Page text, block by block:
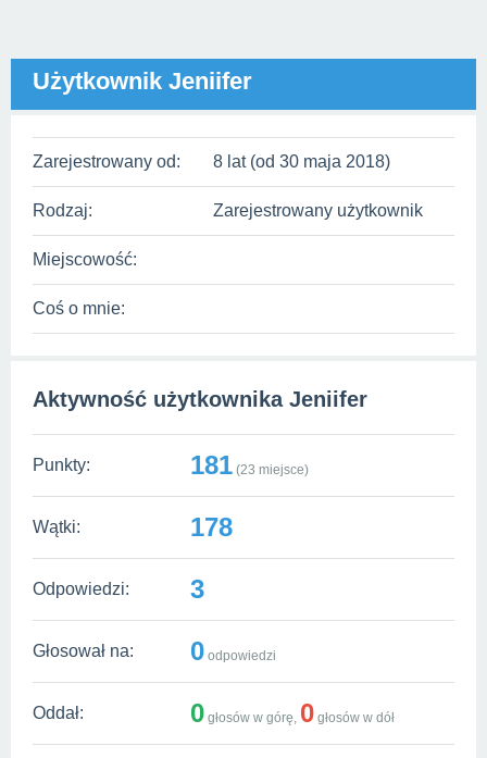
Użytkownik Jeniifer
Zarejestrowany od: 8 lat (od 30 maja 2018)
Rodzaj: Zarejestrowany użytkownik
Miejscowość:
Coś o mnie:
Aktywność użytkownika Jeniifer
Punkty: 181 (23 miejsce)
Wątki: 178
Odpowiedzi: 3
Głosował na: 0 odpowiedzi
Oddał: 0 głosów w górę, 0 głosów w dół